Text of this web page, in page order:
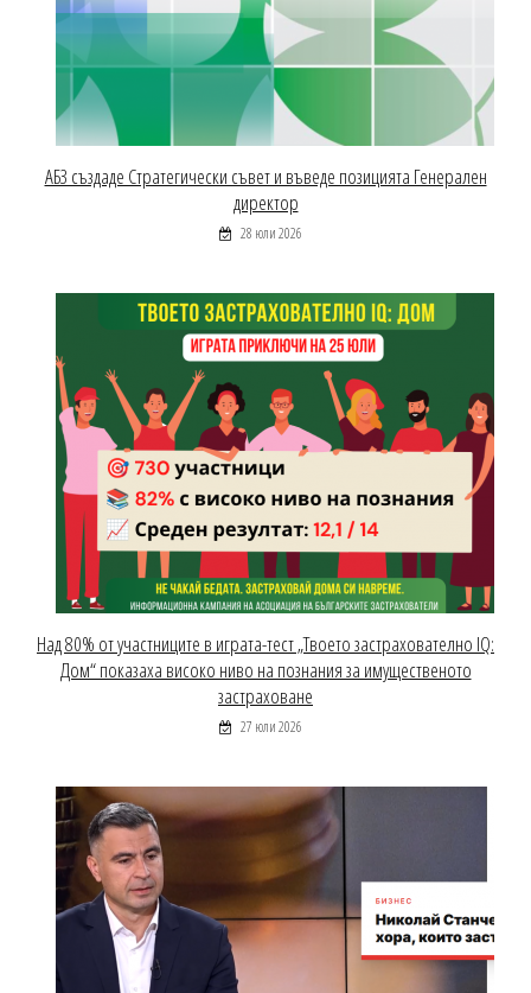
АБЗ създаде Стратегически съвет и въведе позицията Генерален
директор
28 юли 2026
Над 80% от участниците в играта-тест „Твоето застрахователно IQ:
Дом“ показаха високо ниво на познания за имущественото
застраховане
27 юли 2026